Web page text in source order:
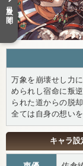
万象を崩壊せし力
められし宿命に叛
られた道からの脱
全ては自身の想い
キャラ設
目次を開く